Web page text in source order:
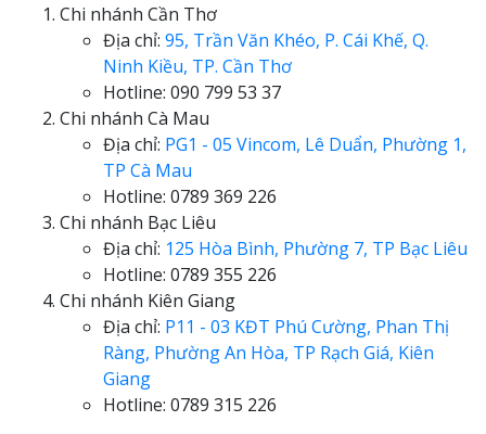
Chi nhánh Cần Thơ
Địa chỉ: 95, Trần Văn Khéo, P. Cái Khế, Q.
Ninh Kiều, TP. Cần Thơ
Hotline: 090 799 53 37
Chi nhánh Cà Mau
Địa chỉ: PG1 - 05 Vincom, Lê Duẩn, Phường 1,
TP Cà Mau
Hotline: 0789 369 226
Chi nhánh Bạc Liêu
Địa chỉ: 125 Hòa Bình, Phường 7, TP Bạc Liêu
Hotline: 0789 355 226
Chi nhánh Kiên Giang
Địa chỉ: P11 - 03 KĐT Phú Cường, Phan Thị
Ràng, Phường An Hòa, TP Rạch Giá, Kiên
Giang
Hotline: 0789 315 226